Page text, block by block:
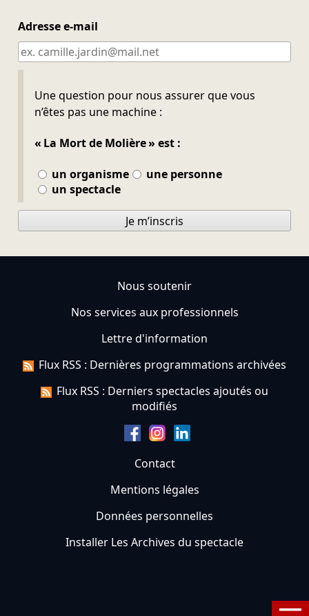
Adresse e-mail
Une question pour nous assurer que vous
n’êtes pas une machine :
« La Mort de Molière » est :
un organisme
une personne
un spectacle
Ne pas remplir
Je m’inscris
Nous soutenir
Nos services aux professionnels
Lettre d'information
Flux RSS : Dernières programmations archivées
Flux RSS : Derniers spectacles ajoutés ou
modifiés
Contact
Mentions légales
Données personnelles
Installer Les Archives du spectacle